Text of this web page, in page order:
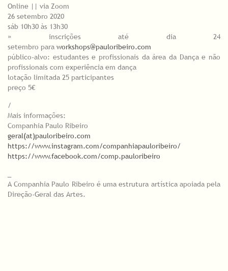
Online || via Zoom
26 setembro 2020
sáb 10h30 às 13h30
» inscrições até dia 24
setembro para workshops@pauloribeiro.com
público-alvo: estudantes e profissionais da área da Dança e não
profissionais com experiência em dança
lotação limitada 25 participantes
preço 5€
/
Mais informações:
Companhia Paulo Ribeiro
geral(at)pauloribeiro.com
https://www.instagram.com/companhiapauloribeiro/
https://www.facebook.com/comp.pauloribeiro
A Companhia Paulo Ribeiro é uma estrutura artística apoiada pela
Direção-Geral das Artes.